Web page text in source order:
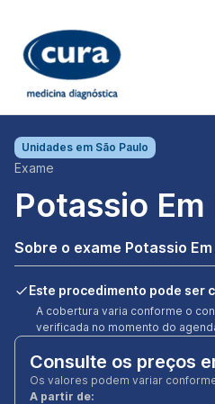
Unidades em São Paulo
Exame
Potassio
Sobre o exame Potassio
Este procedimento pode ser
A cobertura varia conforme o
verificada no momento do
Consulte os preços
Os valores podem variar
A partir de: